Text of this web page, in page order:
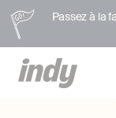
Passez à la